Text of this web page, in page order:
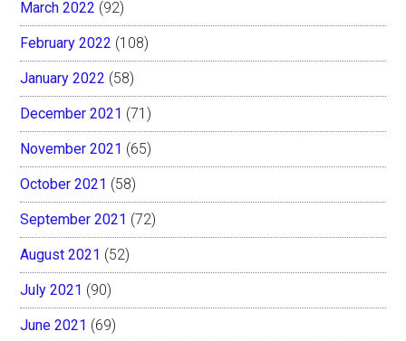
March 2022 (92)
February 2022 (108)
January 2022 (58)
December 2021 (71)
November 2021 (65)
October 2021 (58)
September 2021 (72)
August 2021 (52)
July 2021 (90)
June 2021 (69)